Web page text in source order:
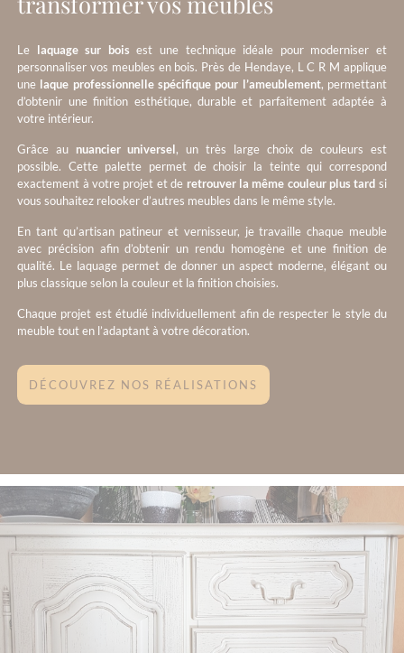
Le laquage sur bois est une technique idéale pour moderniser et
personnaliser vos meubles en bois. Près de Hendaye, L C R M applique
une laque professionnelle spécifique pour l’ameublement, permettant
d’obtenir une finition esthétique, durable et parfaitement adaptée à
votre intérieur.
Grâce au nuancier universel, un très large choix de couleurs est
possible. Cette palette permet de choisir la teinte qui correspond
exactement à votre projet et de retrouver la même couleur plus tard si
vous souhaitez relooker d’autres meubles dans le même style.
En tant qu’artisan patineur et vernisseur, je travaille chaque meuble
avec précision afin d’obtenir un rendu homogène et une finition de
qualité. Le laquage permet de donner un aspect moderne, élégant ou
plus classique selon la couleur et la finition choisies.
Chaque projet est étudié individuellement afin de respecter le style du
meuble tout en l’adaptant à votre décoration.
DÉCOUVREZ NOS RÉALISATIONS